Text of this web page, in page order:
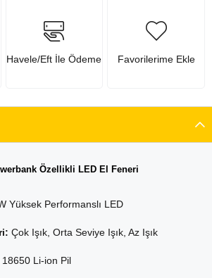
Havele/Eft İle Ödeme Favorilerime Ekle
Özellikli LED El Feneri
Yüksek Performanslı LED
Çok Işık, Orta Seviye Işık, Az Işık
18650 Li-ion Pil